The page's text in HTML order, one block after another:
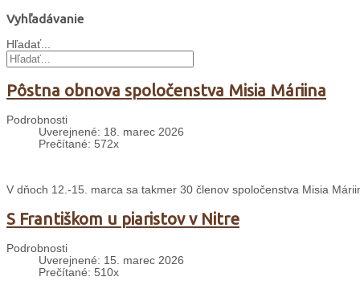
Vyhľadávanie
Hľadať...
Pôstna obnova spoločenstva Misia Máriina
Podrobnosti
Uverejnené: 18. marec 2026
Prečítané: 572x
V dňoch 12.-15. marca sa takmer 30 členov spoločenstva Misia
S Františkom u piaristov v Nitre
Podrobnosti
Uverejnené: 15. marec 2026
Prečítané: 510x